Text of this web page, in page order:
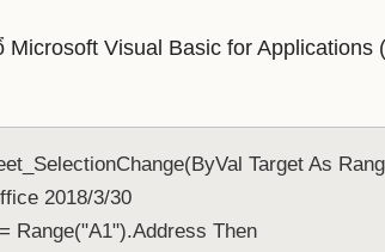
Microsoft Visual Basic for
Target As
2018/3/30
Range("A1").Address Then